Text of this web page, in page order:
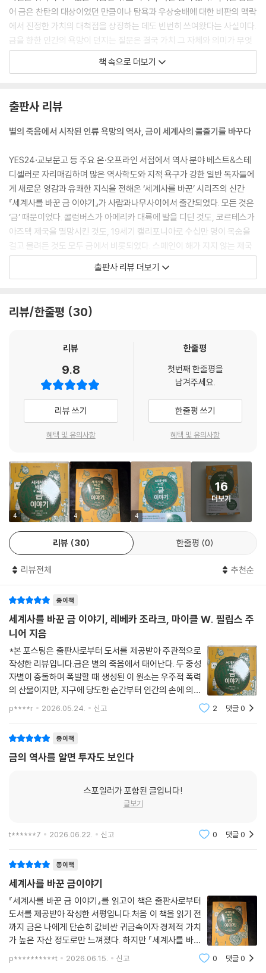
☀유럽이 19세기에야 재발견한 기술을 안데스 장인들은 기원전부터 알고
있었다?!
☀‘황금의 나라’ 엘도라도 전설은 어디서, 어떻게 시작되었나
☀에스파냐 정복자들이 불에 녹인 것은 금이 아니라 ‘문명’이었다!
☀르네상스의 거장 보티첼리도 도나텔로도 ‘금세공사’ 출신이었다는데?!
☀르네상스 최고 이론가 알베르티는 왜 “그림에 금을 쓰지 말라”고 경고
☀병뚜껑으로 황금 태피스트리를 짜고, 작품값으로 받은 금을 강에 던져
우주과학까지
☀교황이 연금술을 범죄로 규정하고 연금술사를 화형에 처한 ‘정치적’ 이
유
☀뉴턴과 보일은 왜 생애 마지막까지 ‘현자의 돌’을 탐구했나
☀금빛 안료와 독성 비소 - 연금술은 어떻게 예술이 되었나
☀“달걀을 가져다 불의 검으로 쳐라” - 암호로 쓰인 연금술 텍스트의 비밀
☀미라의 피부를 금으로 덮은 이집트인의 불멸 프로젝트
☀‘마실 수 있는 금’에 매료된 유럽 귀족들의 비극적 최후
☀바닷물에서 금을 뽑아내겠다는 사기꾼과 과학자들
☀오크섬 머니 피트에서 브링크스매트 강도까지, ‘존재하지 않는 보물’을
좇은 사람들의 최후
☀삶보다 죽음을 택한 누비아 금광의 노예들 - 2,000년 전 디오도로스가
기록한 지옥도
죽음으로 내몰다
☀캘리포니아 골드러시는 어쩌다 원주민 ‘제노사이드’로 귀결되었나
☀미합중국 커스터 장군의 금광 원정, 라코타족과의 전면전으로 비화하다
☀결혼반지 하나를 만드는 데 폐기물 20톤이 발생한다고?
☀금값이 역사적 저점일 때 국가 금 보유량의 절반을 팔아치운 영국 재무
장관 고든 브라운의 운명
☀금의 진짜 대가가 환경 파괴, 미성년자 성매매와 강제 노동이라면 금 결
참고문헌
관련 단체 및 웹사이트
도판 저작권
어 금은 찬탄의 대상이었던 만큼이나 탐욕과 우상숭배에 대한 비판의 맥락
에서 진정한 가치의 대척점을 상징하는 데도 빈번히 쓰여왔다는 사실이다.
금을 향한 인간의 욕망이 던지는 질문은 결국 가치 그 자체와 의미가 무엇
인지를 묻는 핵심적인 성찰로 이어진다. 금은 원소이자 중금속이다. 원자
번호 79번. 더 가벼운 원소들과 달리 금은 별 내부의 핵융합으로는 생성되
형성될 당시 금의 대부분(1,600조 톤에 달하는 양)은 행성의 핵 속으로 가
라앉았다. 이후 지표에 퇴적된 금은 운석이 가져다준 것이다.
--- 「별이 죽어야 금이 태어난다?!」 중에서
엘도라도는 애초에 도시가 아니라 ‘사람’이었다. 좀 더 구체적으로, 그는
‘금을 뒤집어쓴 남자’였다. 해마다 종교 축제 때면 무이스카(Muisca) 족
지파의 왕은 천연 접착제를 온몸에 바르고 금가루를 뒤집어쓴 채 콜롬비아
보고타(Bogotá 인근의 과타비타(Guatavita) 호수에 뛰어들었다. 이는
무이스카 지파 사람들이 오랜 세월 지내온 중요한 의례 중 하나였다. 후대
의 한 기록에 따르면, 금으로 뒤덮인 왕은 막대한 양의 금을 호수에 던져 넣
어 자신들이 신이자 주인으로 섬기는 존재에게 공물로 바쳤다고 한다. 에
스파냐의 콩키스타도르(conquistador, 정복자)들은 이 솔깃한 이야기
들을 귀담아들었다. 에스파냐가 1539년 무이스카를 정복했을 때 콩키스
소문은 쉽게 사그라들지 않았다. 세월이 흐를수록 전설은 눈덩이처럼 불어
어가면 상상을 초월하는 금의 땅이 있소”라고.
--- 「엘도라도, 황금 도시가 아니라 금가루를 뒤집어쓴 추장 이름이었
다?!」 중에서
1972년 10월, 라이초 마리노프(Raycho Marinov)는 불가리아 동부 도
시 바르나 근교에서 트랙터로 공사용 도랑을 파던 중 예사롭지 않은 금속
물체들을 발견했다. 그는 그중 몇 점을 집어 신발 상자에 담아두었다가 일
이 순금임을 알아챘다. 우연한 ‘매장 보물’ 발견 역사에서도 손에 꼽힐 만큼
극적인 순간이었다. 또 다른 인상 깊은 발견은 2014년에 일어났다. 미국
캘리포니아의 한 부부가 뒷마당을 산책하던 중 우연히 1890년대 주화 1,0
00만 달러어치를 발견했다. 1990년 인도네시아 자바섬에서는 관개 도랑
을 파던 인부들이 곡괭이로 테라코타 항아리 세 개를 건드리고는 깜짝 놀
랐다. 그 안에는 수천 점의 금은 유물이 들어 있었는데, 이는 10세기 무렵
화산 폭발로 매몰된 왕실 일가의 보물창고 일부로 추정된다(이 보물 더미
는 자바섬에 화폐 체계가 존재했음을 알려주는 가장 이른 증거이기도 하
잊지 못할 놀라운 경험을 했다. 금속 탐지기가 신호를 보낸 곳에서 고대 로
마 시대 금은 주화와 장신구가 가득 담긴 나무 궤짝이 나온 것이다. 이는 로
마의 브리타니아(Britannia) 통치가 막바지에 이르고 앵글로색슨족이 섬
을 처음 습격하던 4세기경에 묻힌 것으로 보인다. 마리노프가 어느 날 흙
을 털어내고 마주한 것은 로마 시대 보물보다도 5,000년이나 앞선 것이었
다. 이는 훗날 ‘바르나 네크로폴리스(Varna Necropolis)’로 알려지게 될
동석기(銅石器) 시대 묘역이었다. 이 무덤군(群)에서 가장 오래된 것은
기원전 4600년경까지 거슬러 올라간다. 바르나 만큼이나 이른 시기에 아
나톨리아(Anatolia, 오늘날 튀르키예)에서도 금 제품이 제작되었을 것으
바르나는 인류의 금세공 역사에서 가장 이른 시기 금 유물 중 가장 크고 정
교한 컬렉션을 보유하고 있다. 또한 바르나는 인간이 사후에도, 즉 죽음을
--- 「트랙터 운전사가 신발 상자에 담아온 것이 인류 최초의 황금 문명이
모세는 이스라엘 백성이 황금 송아지를 숭배하는 것에 분노하여 증거판을
聖所, Holy of Holies)에 안치되었다. 솔로몬 왕(King Solomon)은 그
지성소를 온갖 금 기물로 채우고 전체를 금으로 뒤덮었다고 전해진다. 성
서에 따르면 그의 부왕(父王) 다윗(David)이 이를 위해 금 10만 달란트
(talent: 고대 그리스·히브리의 무게 및 화폐 단위. 지역과 시대에 따라 차
이가 있으나 대략 26~36킬로그램에 해당한다. - 옮긴이)를 마련해주었
다. 은 1달란트가 삼단 노선(三段櫓船, trireme: 3단으로 배치된 노잡이
들이 추진하는 고대 그리스의 군용 갤리선 - 옮긴이) 선원 한 달 치 임금에
책 속으로 더보기
출판사 리뷰
별의 죽음에서 시작된 인류 욕망의 역사, 금이 세계사의 물줄기를 바꾸다
YES24·교보문고 등 주요 온·오프라인 서점에서 역사 분야 베스트&스테
디셀러로 자리매김하며 많은 역사학도와 지적 욕구가 강한 일반 독자들에
게 새로운 영감과 유쾌한 지식을 전해온 ‘세계사를 바꾼’ 시리즈의 신간
『세계사를 바꾼 금 이야기』가 사람과나무사이에서 출간되었다. 모든 것은
‘금’ 때문이었다. 콜럼버스가 아메리카 대륙에 발을 디딘 것도, 코르테스가
아즈텍 제국을 멸망시킨 것도, 19세기 캘리포니아로 수십만 명이 목숨을
걸고 몰려든 것도 모두 금에서 비롯되었다. 스페인이 해가 지지 않는 제국
을 건설한 것도, 영국이 보어 전쟁을 일으킨 것도, 오늘날 콩고에서 내전이
끊이지 않는 것도 따지고 보면 모두 금이 원인이었다.
책은 초신성 폭발에서 탄생한 금이 어떻게 파라오의 마스크가 되고, 제국
류 욕망의 장대한 드라마를 7개 장에 걸쳐 추적한다.
· 투탕카멘의 금 마스크부터 엘도라도 전설까지
- 금을 향한 광기가 제국을 세우고 무너뜨리다
투탕카멘의 황금 마스크는 이집트 문명의 찬란함을 상징하지만 그 금을 캐
낸 누비아 노예들의 고통은 역사 속에 묻혀 있다. 이집트 파라오들은 사후
에 묶인 채 바위를 깎다 죽어간 노예들이 캔 금이 파라오의 관을 감쌌다. 16
세기, 스페인 정복자들은 안데스 산맥 깊은 곳에서 무이스카 부족의 종교
의식을 목격했다. 추장이 천연 접착제를 바른 몸에 금가루를 입히고 과타
비타 호수에 뛰어들며 신에게 제물을 바치는 장면. 정복자들은 ‘금을 칠한
사람’이라는 뜻의 엘도라도를 ‘금으로 가득 찬 도시’로 변질시켰고, 이 황금
도시를 찾아 떠난 수많은 탐험가가 정글에서 목숨을 잃었다. 엘도라도를
찾다 아들을 잃고 결국 자신도 참수당한 월터 롤리 경의 비극이 대표적이
금으로 가득 채워주겠소”라고 제안했다. 잉카인에게 금은 ‘태양의 땀’이자
알파는 약속을 이행했음에도 처형당했고, 잉카의 정교한 금 조각품들은 모
두 녹여져 금괴로 변했다.
· ‘별에서 온 금속’이 어떻게 세계 경제를 지배하고 제국을 무너뜨렸나
금의 역사에서 가장 혁명적인 순간은 기원전 6세기 리디아 왕국에서 찾아
왔다. 크로이소스 왕이 금과 은을 분리하는 기술을 개발하여 인류 최초의
표준 화폐를 주조한 것이다. 이 발명은 물물교환 경제를 화폐 경제로 전환
이 화폐 시스템을 파괴하지 않고 제국 전역에 도입하는 현명함을 보였다.
금화는 제국을 세우기도 하고 무너뜨리기도 했다. 로마 황제들은 재정난에
몰릴 때마다 금화의 금 함량을 슬그머니 줄였다. 네로 황제 때 시작된 이
이션과 경제 붕괴를 초래했다. 많은 역사학자가 서로마 제국 멸망의 핵심
원인 중 하나로 이 화폐 신뢰 붕괴를 지목한다. 1848년 캘리포니아에서 금
렬은 샌프란시스코를 세계적 대도시로 탈바꿈시키고 미국의 서부 개척을
니아 원주민 인구는 1844년 12만 명에서 1870년 3만 명으로 급감했다.
결론지었다.
· 금반지에서 스마트폰까지
- 21세기에도 멈추지 않는 ‘피의 골드러시’
금을 향한 갈망은 과거의 이야기가 아니다. 2000년 루마니아 금광의 제방
출판사 리뷰 더보기
리뷰/한줄평 30
리뷰
9.8
리뷰 쓰기
혜택 및 유의사항
한줄평
첫번째 한줄평을
남겨주세요.
한줄평 쓰기
혜택 및 유의사항
4 4 4
16
더보기
리뷰 30 한줄평 0
리뷰전체 추천순
종이책
세계사를 바꾼 금 이야기, 레베카 조라크, 마이클 W. 필립스 주
니어 지음
*본 포스팅은 출판사로부터 도서를 제공받아 주관적으로
작성한 리뷰입니다.금은 별의 죽음에서 태어난다. 두 중성
자별이 충돌하며 폭발할 때 생성된 이 원소는 우주적 폭력
의 산물이지만, 지구에 당도한 순간부터 인간의 손에 의해
전혀 다른 의미를 부여받았다. 원자번호 79번, 무르고 도
구로 쓰기에 부적합한 이 금속이 인류 문명의 핵심 상징이
p****r 2026.05.24. 신고 2 댓글0
종이책
금의 역사를 알면 투자도 보인다
스포일러가 포함된 글입니다!
글보기
t******7 2026.06.22. 신고 0 댓글0
종이책
세계사를 바꾼 금이야기
『세계사를 바꾼 금 이야기』를 읽고이 책은 출판사로부터
도서를 제공받아 작성한 서평입니다.처음 이 책을 읽기 전
까지 금은 나에게 단순히 값비싼 귀금속이자 경제적 가치
가 높은 자산 정도로만 느껴졌다. 하지만 『세계사를 바꾼
금 이야기』를 읽으며 금은 단순한 물질이 아니라 인간의
욕망, 권력, 종교, 경제, 예술, 그리고 문명의 흐름 자체를
p**********t 2026.06.15. 신고 0 댓글0